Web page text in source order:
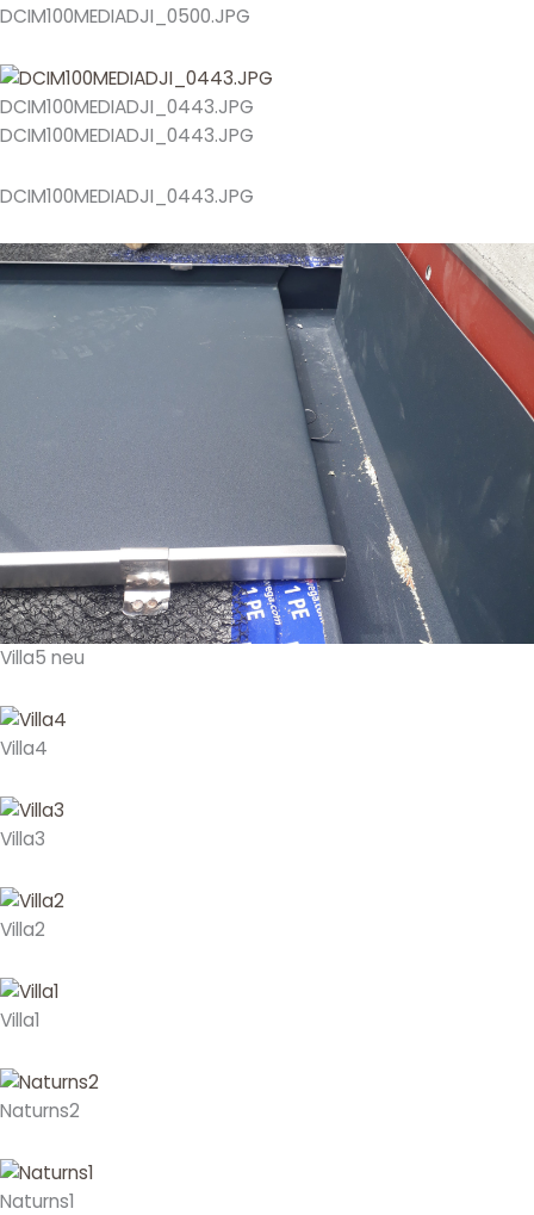
DCIM100MEDIADJI_0500.JPG
DCIM100MEDIADJI_0443.JPG
DCIM100MEDIADJI_0443.JPG
DCIM100MEDIADJI_0443.JPG
Villa5 neu
Villa4
Villa3
Villa2
Villa1
Naturns2
Naturns1